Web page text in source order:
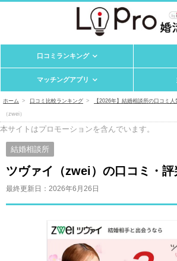
口コミランキング
マッチングアプリ
ホーム 口コミ比較ランキング 【2026年】結婚相談所の口コミ人
（zwei）
本サイトはプロモーションを含んでいます。
結婚相談所
ツヴァイ（zwei）の口コミ・評
最終更新日： 2026年6月26日